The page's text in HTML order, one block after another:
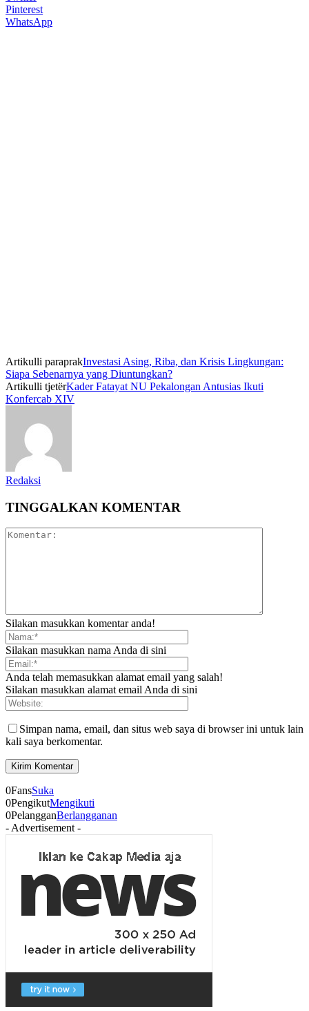
Pinterest
WhatsApp
Artikulli paraprakInvestasi Asing, Riba, dan Krisis Lingkungan:
Siapa Sebenarnya yang Diuntungkan?
Artikulli tjetërKader Fatayat NU Pekalongan Antusias Ikuti
Konfercab XIV
Redaksi
TINGGALKAN KOMENTAR
Silakan masukkan komentar anda!
Silakan masukkan nama Anda di sini
Anda telah memasukkan alamat email yang salah!
Silakan masukkan alamat email Anda di sini
Simpan nama, email, dan situs web saya di browser ini untuk lain
kali saya berkomentar.
0FansSuka
0PengikutMengikuti
0PelangganBerlangganan
- Advertisement -